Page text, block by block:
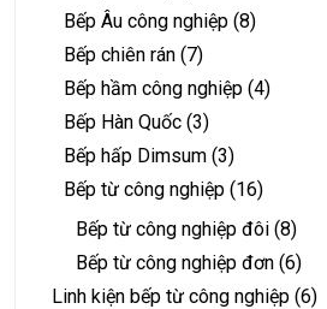
Bếp Âu công nghiệp (8)
Bếp chiên rán (7)
Bếp hầm công nghiệp (4)
Bếp Hàn Quốc (3)
Bếp hấp Dimsum (3)
Bếp từ công nghiệp (16)
Bếp từ công nghiệp đôi (8)
Bếp từ công nghiệp đơn (6)
Linh kiện bếp từ công nghiệp (6)